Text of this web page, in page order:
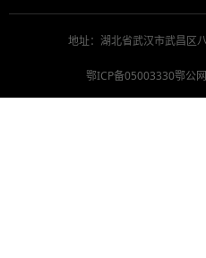
地址：湖北省武汉市武昌区
鄂ICP备05003330鄂公